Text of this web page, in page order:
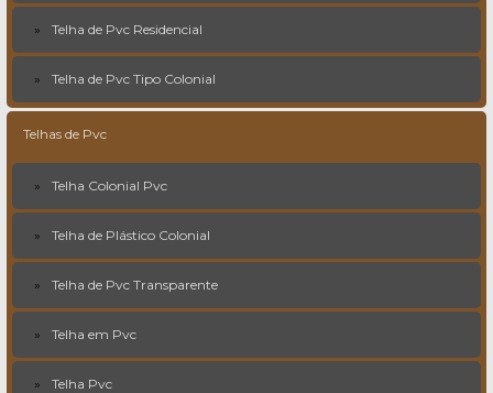
Telha de Pvc Residencial
Telha de Pvc Tipo Colonial
Telhas de Pvc
Telha Colonial Pvc
Telha de Plástico Colonial
Telha de Pvc Transparente
Telha em Pvc
Telha Pvc